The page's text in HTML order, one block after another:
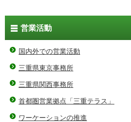
営業活動
国内外での営業活動
三重県東京事務所
三重県関西事務所
首都圏営業拠点「三重テラス」
ワーケーションの推進